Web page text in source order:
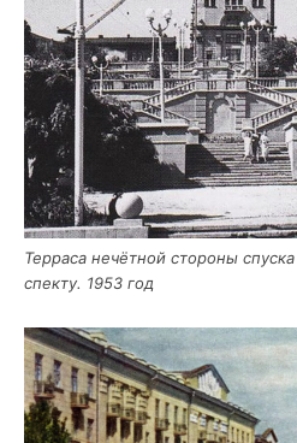
Тер­ра­са нечёт­ной сто­ро­ны
спек­ту. 1953 год